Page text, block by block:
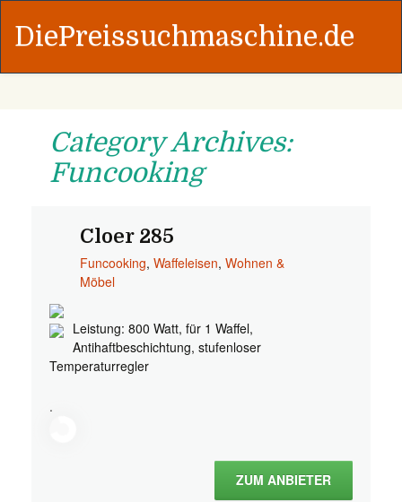
DiePreissuchmaschine.de
Category Archives:
Funcooking
Cloer 285
Funcooking, Waffeleisen, Wohnen &
Möbel
Leistung: 800 Watt, für 1 Waffel,
Antihaftbeschichtung, stufenloser
Temperaturregler
.
ZUM ANBIETER